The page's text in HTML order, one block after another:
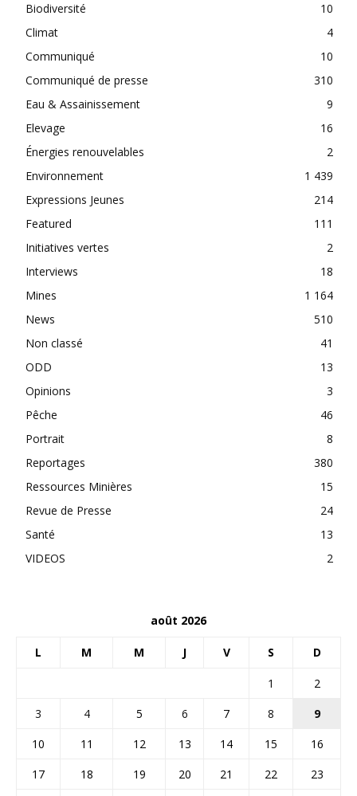
Biodiversité
10
Climat
4
Communiqué
10
Communiqué de presse
310
Eau & Assainissement
9
Elevage
16
Énergies renouvelables
2
Environnement
1 439
Expressions Jeunes
214
Featured
111
Initiatives vertes
2
Interviews
18
Mines
1 164
News
510
Non classé
41
ODD
13
Opinions
3
Pêche
46
Portrait
8
Reportages
380
Ressources Minières
15
Revue de Presse
24
Santé
13
VIDEOS
2
août 2026
L M M J V S D
1
2
3
4 5 6 7 8
9
10
11 12 13 14 15
16
17
18 19 20 21 22
23